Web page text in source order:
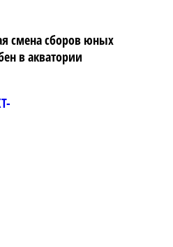
смена сборов юных
в акватории